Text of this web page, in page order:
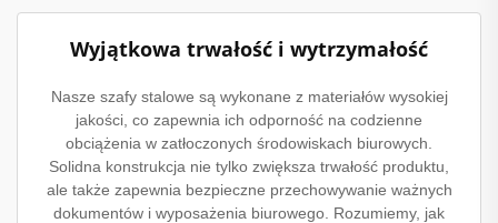
Wyjątkowa trwałość i wytrzymałość
Nasze szafy stalowe są wykonane z materiałów wysokiej
jakości, co zapewnia ich odporność na codzienne
obciążenia w zatłoczonych środowiskach biurowych.
Solidna konstrukcja nie tylko zwiększa trwałość produktu,
ale także zapewnia bezpieczne przechowywanie ważnych
dokumentów i wyposażenia biurowego. Rozumiemy, jak